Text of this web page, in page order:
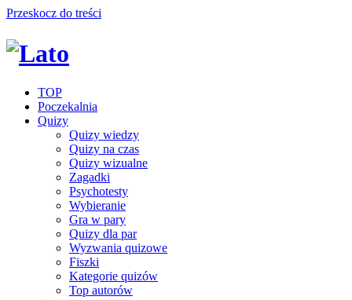
Przeskocz do treści
TOP
Poczekalnia
Quizy
Quizy wiedzy
Quizy na czas
Quizy wizualne
Zagadki
Psychotesty
Wybieranie
Gra w pary
Quizy dla par
Wyzwania quizowe
Fiszki
Kategorie quizów
Top autorów